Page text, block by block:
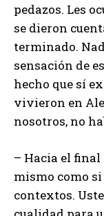
pedazos. Les
se dieron
terminado.
sensación de
hecho que sí
vivieron en
nosotros, no
– Hacia el final
mismo como
contextos.